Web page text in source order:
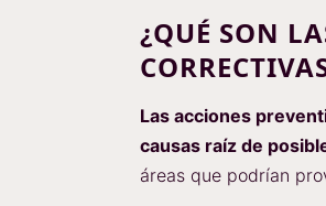
¿QUÉ SON
Las acciones
causas raíz de
áreas que podrían